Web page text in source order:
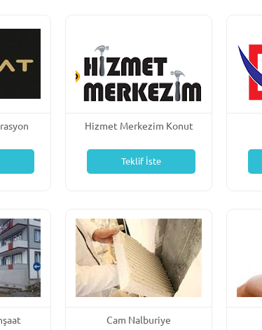
Hizmet Merkezim Konut
Teklif İste
Cam Nalburiye